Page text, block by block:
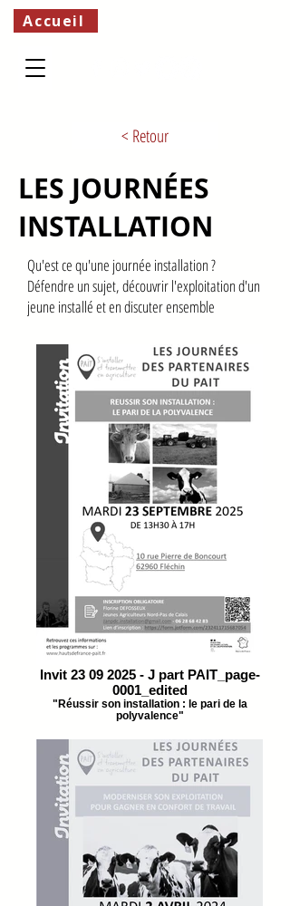
Accueil
< Retour
LES JOURNÉES
INSTALLATION
Qu'est ce qu'une journée installation ?
Défendre un sujet, découvrir l'exploitation d'un
jeune installé et en discuter ensemble
Invit 23 09 2025 - J part PAIT_page-
0001_edited
"Réussir son installation : le pari de la
polyvalence"